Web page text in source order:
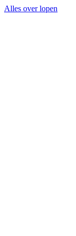
Alles over lopen